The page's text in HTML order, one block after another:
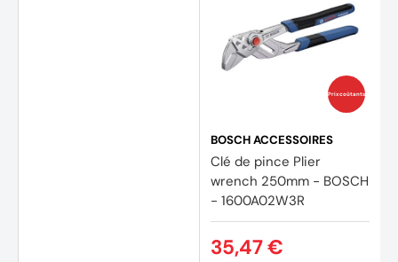
Prix coûtants
BOSCH ACCESSOIRES
Clé de pince Plier
wrench 250mm - BOSCH
- 1600A02W3R
35,47 €